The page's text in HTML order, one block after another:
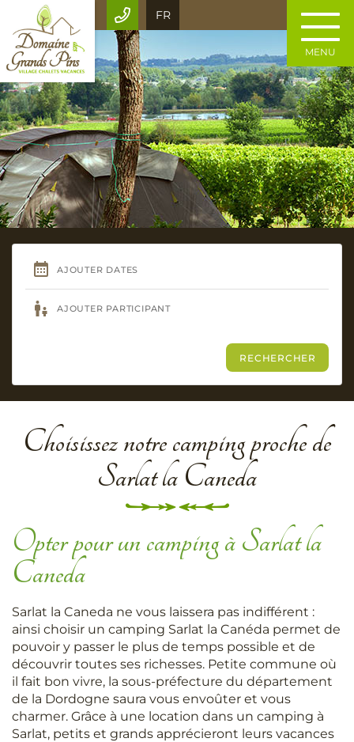
FR
MENU
Choisissez notre camping proche de
Sarlat la Caneda
Opter pour un camping à Sarlat la
Caneda
Sarlat la Caneda ne vous laissera pas indifférent :
ainsi choisir un camping Sarlat la Canéda permet de
pouvoir y passer le plus de temps possible et de
découvrir toutes ses richesses. Petite commune où
il fait bon vivre, la sous-préfecture du département
de la Dordogne saura vous envoûter et vous
charmer. Grâce à une location dans un camping à
Sarlat, petits et grands apprécieront leurs vacances